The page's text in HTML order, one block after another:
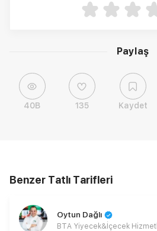
Paylaş
40B 135 Kaydet
Benzer Tatlı Tarifleri
Oytun Dağlı
BTA Yiyecek&İçecek